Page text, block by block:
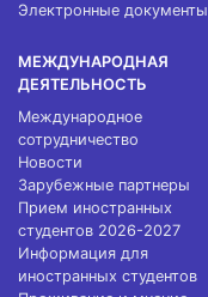
Электронные документы
МЕЖДУНАРОДНАЯ
ДЕЯТЕЛЬНОСТЬ
Международное
сотрудничество
Новости
Зарубежные партнеры
Прием иностранных
студентов 2026-2027
Информация для
иностранных студентов